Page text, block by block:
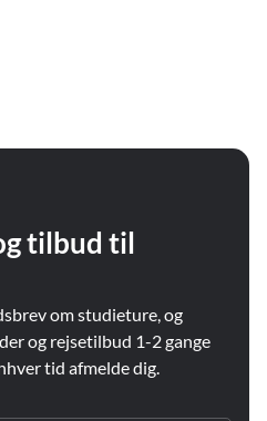
tilbud til
om studieture, og
og rejsetilbud 1-2 gange
tid afmelde dig.